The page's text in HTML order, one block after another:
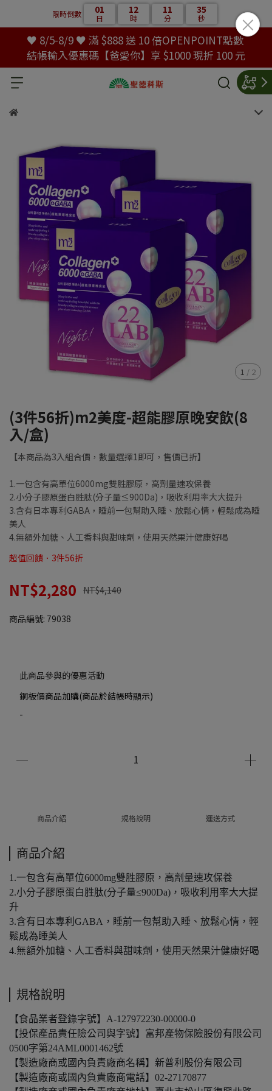
限時倒數 01
日
12
時
11
分
35
秒
♥ 8/5-8/9 ♥ 滿 $888 送 10 倍OPENPOINT點數
結帳輸入優惠碼【爸愛你】享 $1000 現折 100 元
1 / 2
(3件56折)m2美度-超能膠原晚安飲(8
入/盒)
【本商品為3入組合價，數量選擇1即可，售價已折】
1.一包含有高單位6000mg雙胜膠原，高劑量速攻保養
2.小分子膠原蛋白胜肽(分子量≤900Da)，吸收利用率大大提升
3.含有日本專利GABA，睡前一包幫助入睡、放鬆心情，輕鬆成為睡
美人
4.無額外加糖、人工香料與甜味劑，使用天然果汁健康好喝
超值回饋．3件56折
NT$2,280 NT$4,140
商品編號: 79038
此商品參與的優惠活動
銅板價商品加購(商品於結帳時顯示)
-
商品介紹 規格說明 運送方式
商品介紹
1.一包含有高單位6000mg雙胜膠原，高劑量速攻保養
2.小分子膠原蛋白胜肽(分子量≤900Da)，吸收利用率大大提
升
3.含有日本專利GABA，睡前一包幫助入睡、放鬆心情，輕
鬆成為睡美人
4.無額外加糖、人工香料與甜味劑，使用天然果汁健康好喝
規格說明
【食品業者登錄字號】A-127972230-00000-0
【投保產品責任險公司與字號】富邦產物保險股份有限公司
0500字第24AML0001462號
【製造廠商或國內負責廠商名稱】新普利股份有限公司
【製造廠商或國內負責廠商電話】02-27170877